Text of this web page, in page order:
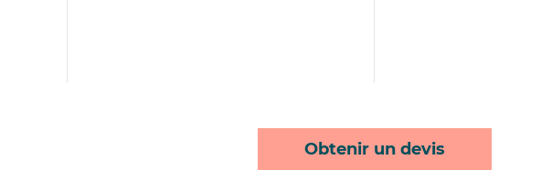
Obtenir un devis